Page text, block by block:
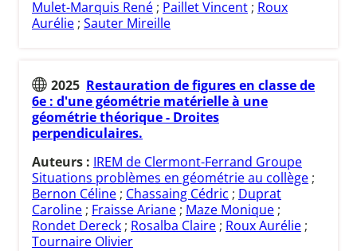
Mulet-Marquis René ; Paillet Vincent ; Roux
Aurélie ; Sauter Mireille
2025 Restauration de figures en classe de
6e : d'une géométrie matérielle à une
géométrie théorique - Droites
perpendiculaires.
Auteurs : IREM de Clermont-Ferrand Groupe
Situations problèmes en géométrie au collège ;
Bernon Céline ; Chassaing Cédric ; Duprat
Caroline ; Fraisse Ariane ; Maze Monique ;
Rondet Dereck ; Rosalba Claire ; Roux Aurélie ;
Tournaire Olivier